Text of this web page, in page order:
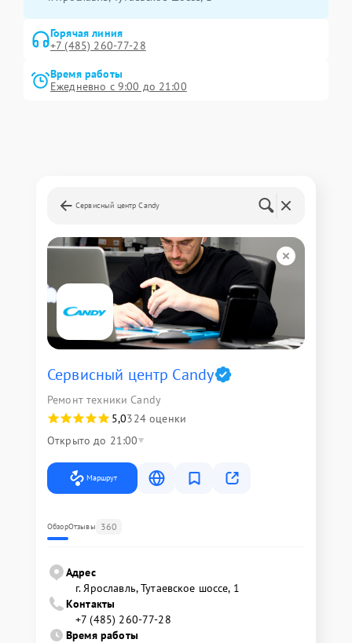
Горячая линия
+7 (485) 260-77-28
Время работы
Ежедневно с 9:00 до 21:00
Сервисный центр Candy
Сервисный центр Candy
Ремонт техники Candy
5,0324 оценки
Открыто до 21:00
Маршрут
ОбзорОтзывы 360
Адрес
г. Ярославль, Тутаевское шоссе, 1
Контакты
+7 (485) 260-77-28
Время работы